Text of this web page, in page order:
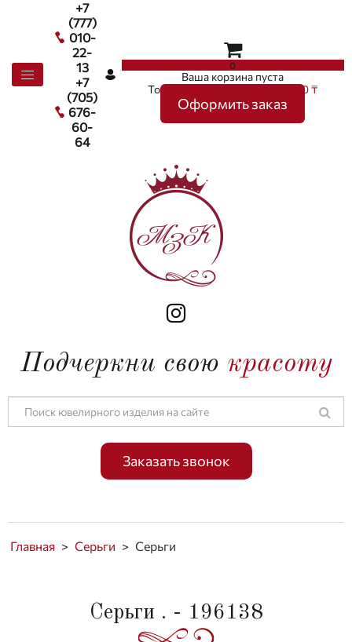
+7
(777)
010-
22-
13
+7
(705)
676-
60-
64
0
Ваша корзина пуста
Товаров в корзине
на сумму0 ₸
Оформить заказ
Подчеркни свою красоту
Заказать звонок
Главная > Серьги > Серьги
Серьги . - 196138